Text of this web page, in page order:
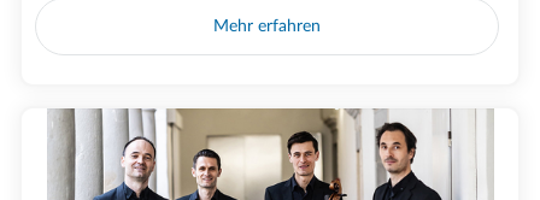
Mehr erfahren